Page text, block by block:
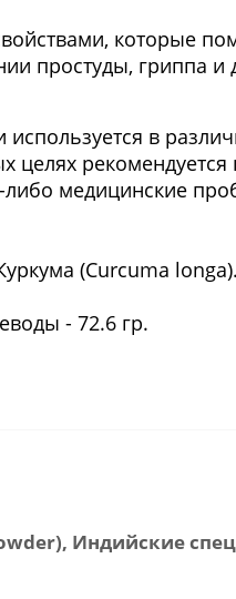
которые
простуды, гриппа и
в
рекомендуется
либо медицинские
(Curcuma longa).
- 72.6 гр.
Индийские